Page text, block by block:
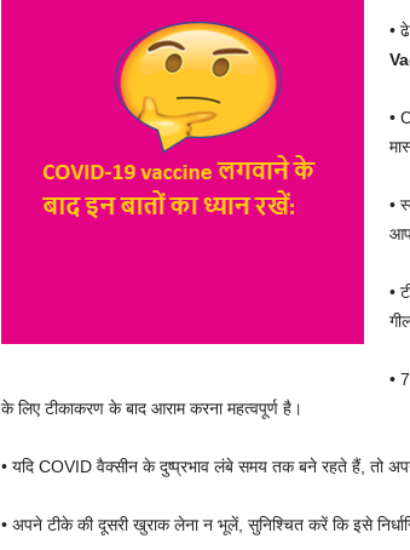
•
•
•
•
•
के लिए टीकाकरण के बाद आराम करना महत्वपूर्ण है।
• यदि COVID वैक्सीन के दुष्प्रभाव लंबे समय तक बने रहते हैं, तो
• अपने टीके की दूसरी खुराक लेना न भूलें, सुनिश्चित करें कि इसे